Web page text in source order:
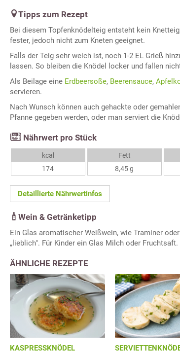
Tipps zum Rezept
Bei diesem Topfenknödelteig entsteht kein
fester, jedoch nicht zum Kneten geeignet.
Falls der Teig sehr weich ist, noch 1-2 EL Grieß
lassen. So bleiben die Knödel locker und fallen
Als Beilage eine Erdbeersoße, Beerensauce,
servieren.
Nach Wunsch können auch gehackte oder
Pfanne gegeben werden, oder man serviert die
Nährwert pro Stück
kcal
174
Fett
8,45 g
Detaillierte Nährwertinfos
Wein & Getränketipp
Ein Glas aromatischer Weißwein, wie Traminer
„lieblich". Für Kinder ein Glas Milch oder Fruchtsaft.
ÄHNLICHE REZEPTE
KASPRESSKNÖDEL